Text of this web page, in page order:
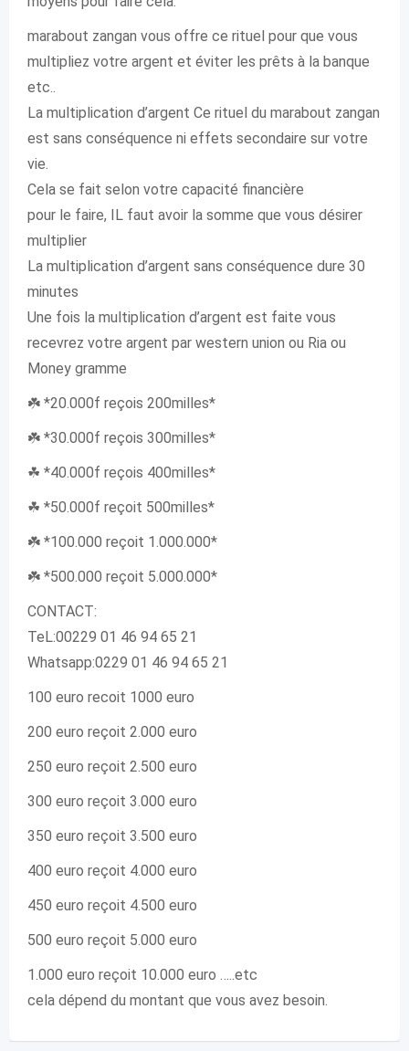
marabout zangan vous offre ce rituel pour que vous
multipliez votre argent et éviter les prêts à la banque
etc..
La multiplication d’argent Ce rituel du marabout zangan
est sans conséquence ni effets secondaire sur votre
vie.
Cela se fait selon votre capacité financière
pour le faire, IL faut avoir la somme que vous désirer
multiplier
La multiplication d’argent sans conséquence dure 30
minutes
Une fois la multiplication d’argent est faite vous
recevrez votre argent par western union ou Ria ou
Money gramme
☘️ *20.000f reçois 200milles*
☘️ *30.000f reçois 300milles*
☘ *40.000f reçois 400milles*
☘ *50.000f reçoit 500milles*
☘️ *100.000 reçoit 1.000.000*
☘️ *500.000 reçoit 5.000.000*
CONTACT:
TeL:00229 01 46 94 65 21
Whatsapp:0229 01 46 94 65 21
100 euro recoit 1000 euro
200 euro reçoit 2.000 euro
250 euro reçoit 2.500 euro
300 euro reçoit 3.000 euro
350 euro reçoit 3.500 euro
400 euro reçoit 4.000 euro
450 euro reçoit 4.500 euro
500 euro reçoit 5.000 euro
1.000 euro reçoit 10.000 euro …..etc
cela dépend du montant que vous avez besoin.